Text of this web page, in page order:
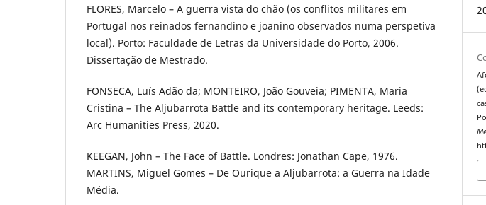
FLORES, Marcelo – A guerra vista do chão (os conflitos militares em
Portugal nos reinados fernandino e joanino observados numa perspetiva
local). Porto: Faculdade de Letras da Universidade do Porto, 2006.
Dissertação de Mestrado.
FONSECA, Luís Adão da; MONTEIRO, João Gouveia; PIMENTA, Maria
Cristina – The Aljubarrota Battle and its contemporary heritage. Leeds:
Arc Humanities Press, 2020.
KEEGAN, John – The Face of Battle. Londres: Jonathan Cape, 1976.
MARTINS, Miguel Gomes – De Ourique a Aljubarrota: a Guerra na Idade
Média.